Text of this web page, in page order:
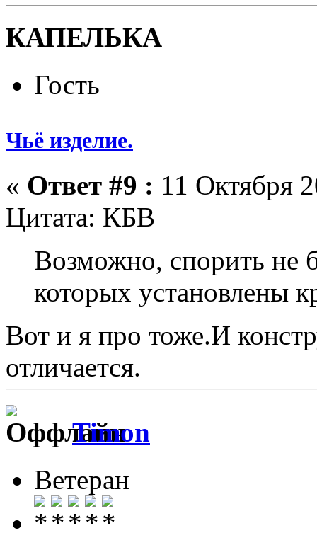
КАПЕЛЬКА
Гость
Чьё изделие.
« Ответ #9 : 11 Октября
Цитата: КБВ
Возможно, спорить не
которых установлены
Вот и я про тоже.И
отличается.
Timon
Ветеран